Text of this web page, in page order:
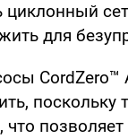
для
CordZero™
поскольку